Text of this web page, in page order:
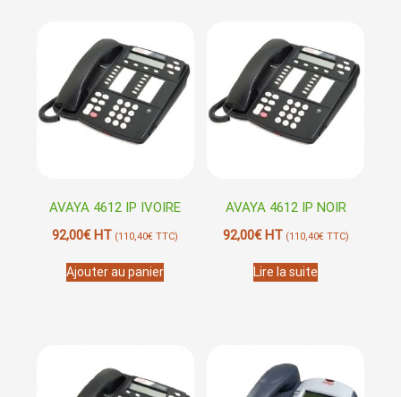
AVAYA 4612 IP IVOIRE
92,00€HT (110,40€ TTC)
Ajouter au panier
AVAYA 4612 IP NOIR
92,00€HT (110,40€TTC)
Lire la suite